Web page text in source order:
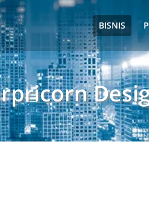
BISNIS